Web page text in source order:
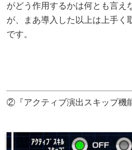
がどう作用するかは何とも言え
が、まあ導入した以上は上手く
です。
②『アクティブ演出スキップ機